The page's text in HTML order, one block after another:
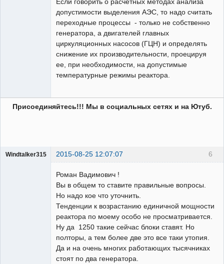
допустимости выделения АЭС, то надо считать
переходные процессы - только не собственно
генератора, а двигателей главных
циркуляционных насосов (ГЦН) и определять
снижение их производительности, проецируя
ее, при необходимости, на допустимые
температурные режимы реактора.
Присоединяйтесь!!! Мы в социальных сетях и на Ютуб.
6
Windtalker315 2015-08-25 12:07:07
Роман Вадимович !
Вы в общем то ставите правильные вопросы.
Но надо кое что уточнить.
Тенденции к возрастанию единичной мощности
реактора по моему особо не просматривается.
Ну да 1250 такие сейчас блоки ставят. Но
полторы, а тем более две это все таки утопия.
Да и на очень многих работающих тысячниках
стоят по два генератора.